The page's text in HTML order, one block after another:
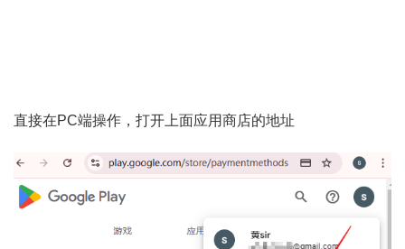
直接在PC端操作，打开上面应用商店的地址